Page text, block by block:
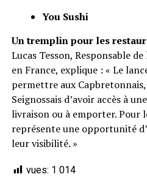
You Sushi
Un tremplin pour les
Lucas Tesson, Responsable
en France, explique : « Le
permettre aux
Seignossais d’avoir accès à
livraison ou à emporter. Pour
représente une opportunité
leur visibilité. »
vues: 1 014